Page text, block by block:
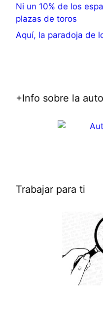
Ni un 10% de los
plazas de toros
Aquí, la paradoja de
+Info sobre la
Trabajar para ti